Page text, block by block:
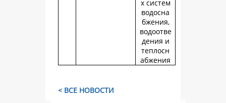
х систем
водосна
бжения,
водоотве
дения и
теплосн
абжения
< ВСЕ НОВОСТИ